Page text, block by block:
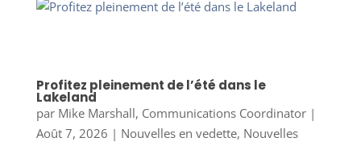
Profitez pleinement de l’été dans le
Lakeland
par Mike Marshall, Communications Coordinator|
Août 7, 2026 | Nouvelles en vedette, Nouvelles